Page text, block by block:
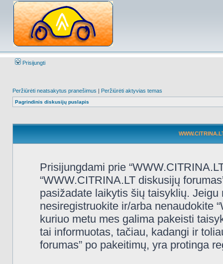
Prisijungti
Peržiūrėti neatsakytus pranešimus | Peržiūrėti aktyvias temas
Pagrindinis diskusijų puslapis
Prisijungdami prie
“WWW.CITRINA.LT diskusijų
pasižadate laikytis šių taisyklių.
nesiregistruokite ir/arba nenaudokite
kuriuo metu mes galima pakeisti
tai informuotas, tačiau, kadangi ir
forumas” po pakeitimų, yra protinga